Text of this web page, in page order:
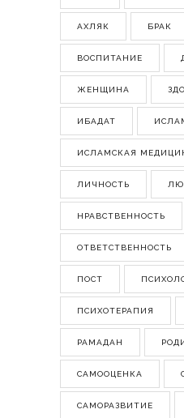
АХЛЯК БРАК
ВОСПИТАНИЕ
ЖЕНЩИНА
ИБАДАТ
ИСЛАМСКАЯ
ЛИЧНОСТЬ
НРАВСТВЕННОСТЬ
ОТВЕТСТВЕННОСТЬ
ПОСТ
ПСИХОТЕРАПИЯ
РАМАДАН
САМООЦЕНКА
САМОРАЗВИТИЕ